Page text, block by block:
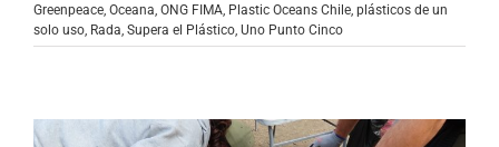
Greenpeace Oceana ONG FIMA Plastic Oceans Chile plásticos de un
solo uso Rada Supera el Plástico Uno Punto Cinco